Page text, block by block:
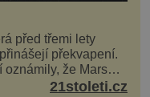
před třemi lety
překvapení.
oznámily, že Mars
impaktů,...
21stoleti.cz